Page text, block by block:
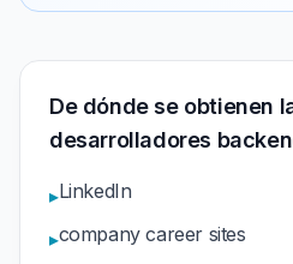
De dónde se obtienen
desarrolladores
▸LinkedIn
▸company career sites